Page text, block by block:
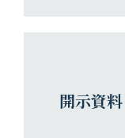
開示資料